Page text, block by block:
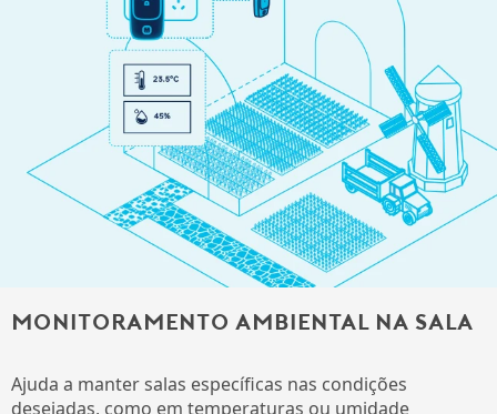
Monitoramento ambiental na sala
Ajuda a manter salas específicas nas condições
desejadas, como em temperaturas ou umidade